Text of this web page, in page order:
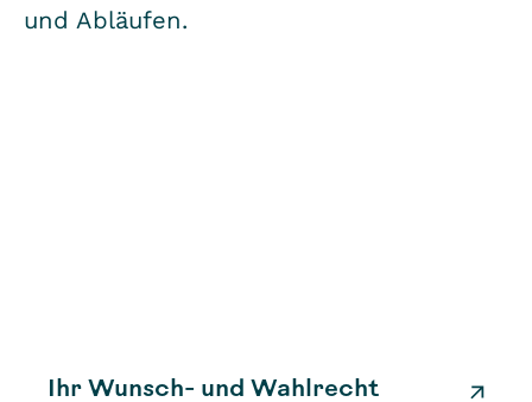
und Abläufen.
Ihr Wunsch- und Wahlrecht